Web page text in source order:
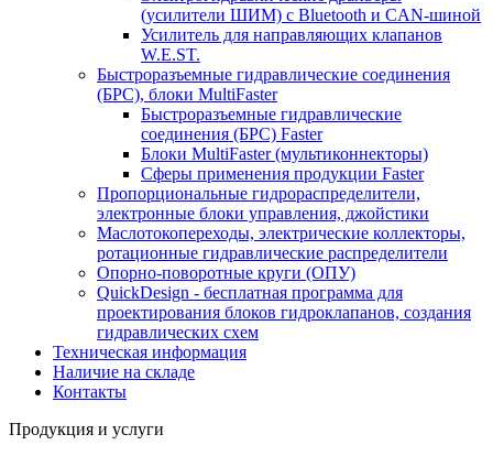
(усилители ШИМ) с Bluetooth и CAN-шиной
Усилитель для направляющих клапанов
W.E.ST.
Быстроразъемные гидравлические соединения
(БРС), блоки MultiFaster
Быстроразъемные гидравлические
соединения (БРС) Faster
Блоки MultiFaster (мультиконнекторы)
Сферы применения продукции Faster
Пропорциональные гидрораспределители,
электронные блоки управления, джойстики
Маслотокопереходы, электрические коллекторы,
ротационные гидравлические распределители
Опорно-поворотные круги (ОПУ)
QuickDesign - бесплатная программа для
проектирования блоков гидроклапанов, создания
гидравлических схем
Техническая информация
Наличие на складе
Контакты
Продукция и услуги